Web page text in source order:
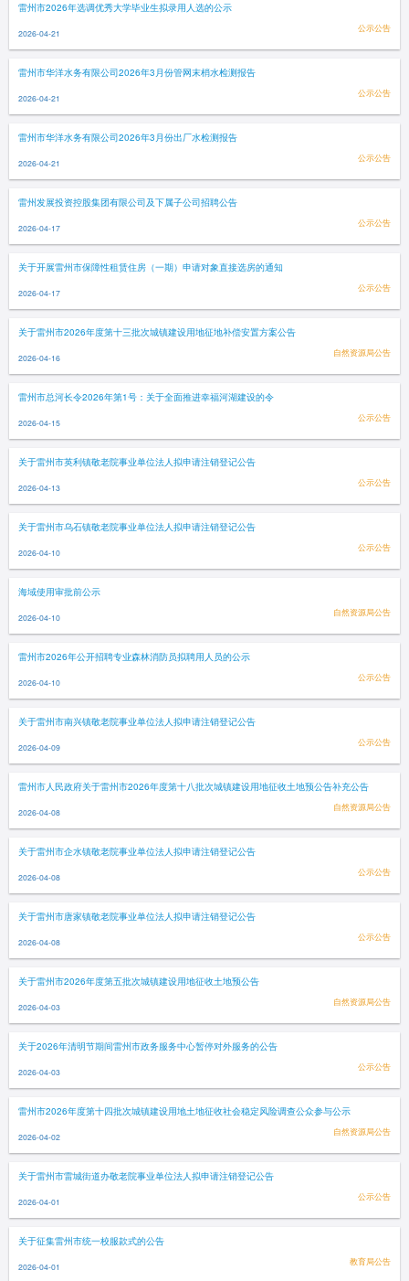
雷州市2026年选调优秀大学毕业生拟录用人选的公示
2026-04-21 公示公告
雷州市华洋水务有限公司2026年3月份管网末梢水检测报告
2026-04-21 公示公告
雷州市华洋水务有限公司2026年3月份出厂水检测报告
2026-04-21 公示公告
雷州发展投资控股集团有限公司及下属子公司招聘公告
2026-04-17 公示公告
关于开展雷州市保障性租赁住房（一期）申请对象直接选房的通知
2026-04-17 公示公告
关于雷州市2026年度第十三批次城镇建设用地征地补偿安置方案公告
2026-04-16 自然资源局公告
雷州市总河长令2026年第1号：关于全面推进幸福河湖建设的令
2026-04-15 公示公告
关于雷州市英利镇敬老院事业单位法人拟申请注销登记公告
2026-04-13 公示公告
关于雷州市乌石镇敬老院事业单位法人拟申请注销登记公告
2026-04-10 公示公告
海域使用审批前公示
2026-04-10 自然资源局公告
雷州市2026年公开招聘专业森林消防员拟聘用人员的公示
2026-04-10 公示公告
关于雷州市南兴镇敬老院事业单位法人拟申请注销登记公告
2026-04-09 公示公告
雷州市人民政府关于雷州市2026年度第十八批次城镇建设用地征收土地预公告补充公告
2026-04-08 自然资源局公告
关于雷州市企水镇敬老院事业单位法人拟申请注销登记公告
2026-04-08 公示公告
关于雷州市唐家镇敬老院事业单位法人拟申请注销登记公告
2026-04-08 公示公告
关于雷州市2026年度第五批次城镇建设用地征收土地预公告
2026-04-03 自然资源局公告
关于2026年清明节期间雷州市政务服务中心暂停对外服务的公告
2026-04-03 公示公告
雷州市2026年度第十四批次城镇建设用地土地征收社会稳定风险调查公众参与公示
2026-04-02 自然资源局公告
关于雷州市雷城街道办敬老院事业单位法人拟申请注销登记公告
2026-04-01 公示公告
关于征集雷州市统一校服款式的公告
2026-04-01 教育局公告